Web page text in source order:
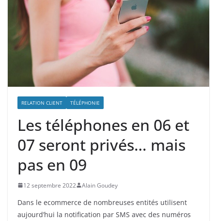
RELATION CLIENT TÉLÉPHONIE
Les téléphones en 06 et
07 seront privés… mais
pas en 09
12 septembre 2022 Alain Goudey
Dans le ecommerce de nombreuses entités utilisent
aujourd’hui la notification par SMS avec des numéros